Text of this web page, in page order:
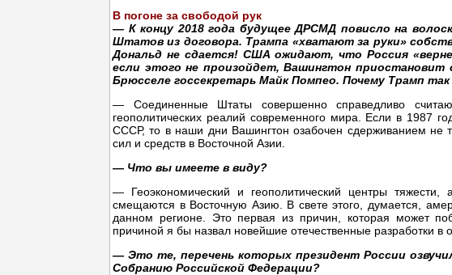
В погоне за свободой рук
— К концу 2018 года будущее ДРСМД повисло на
Штатов из договора. Трампа «хватают за руки»
Дональд не сдается! США ожидают, что Россия
если этого не произойдет, Вашингтон приостановит
Брюсселе госсекретарь Майк Помпео. Почему Трамп
— Соединенные Штаты совершенно справедливо
геополитических реалий современного мира. Если в 1987
СССР, то в наши дни Вашингтон озабочен сдерживанием не
сил и средств в Восточной Азии.
— Что вы имеете в виду?
— Геоэкономический и геополитический центры
смещаются в Восточную Азию. В свете этого, думается,
данном регионе. Это первая из причин, которая может
причиной я бы назвал новейшие отечественные разработки в
— Это те, перечень которых президент России
Собранию Российской Федерации?